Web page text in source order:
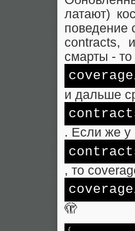
латают)
поведение
contracts,
смарты - то
coverage
и дальше
. Если же у
, то
coverage
🫣